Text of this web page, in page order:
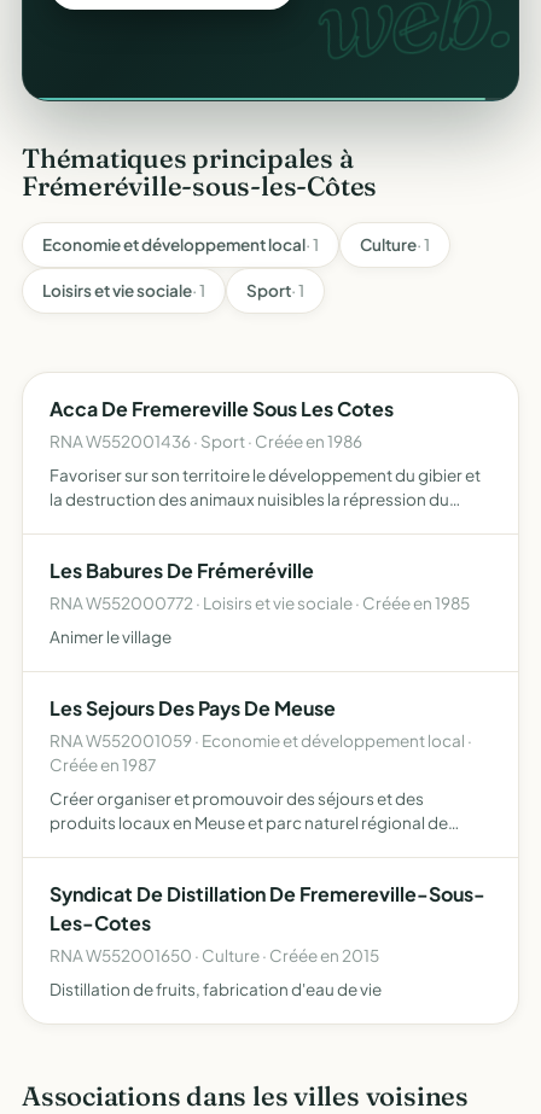
Thématiques principales à
Frémeréville-sous-les-Côtes
Economie et développement local· 1 Culture· 1
Loisirs et vie sociale· 1 Sport· 1
Acca De Fremereville Sous Les Cotes
RNA W552001436 · Sport · Créée en 1986
Favoriser sur son territoire le développement du gibier et
la destruction des animaux nuisibles la répression du
génér…
Les Babures De Frémeréville
RNA W552000772 · Loisirs et vie sociale · Créée en 1985
Animer le village
Les Sejours Des Pays De Meuse
RNA W552001059 · Economie et développement local ·
Créée en 1987
Créer organiser et promouvoir des séjours et des
produits locaux en Meuse et parc naturel régional de
Syndicat De Distillation De Fremereville-Sous-
Les-Cotes
RNA W552001650 · Culture · Créée en 2015
Distillation de fruits, fabrication d'eau de vie
Associations dans les villes voisines